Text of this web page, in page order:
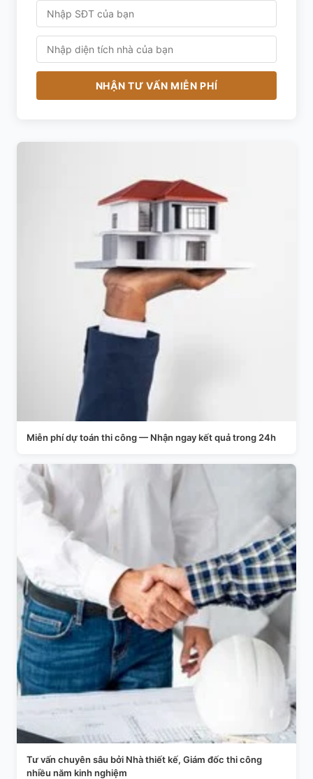
NHẬN TƯ VẤN MIỄN PHÍ
Miễn phí dự toán thi công — Nhận ngay kết quả trong 24h
Tư vấn chuyên sâu bởi Nhà thiết kế, Giám đốc thi công
nhiều năm kinh nghiệm